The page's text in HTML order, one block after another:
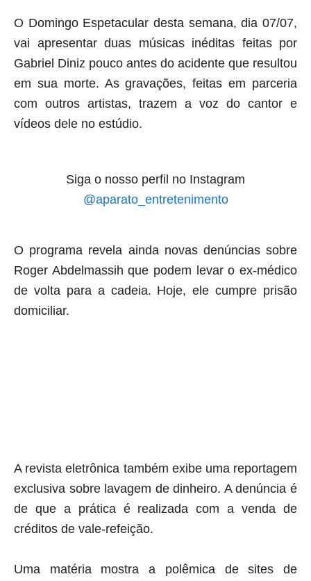
O Domingo Espetacular desta semana, dia 07/07,
vai apresentar duas músicas inéditas feitas por
Gabriel Diniz pouco antes do acidente que resultou
em sua morte. As gravações, feitas em parceria
com outros artistas, trazem a voz do cantor e
vídeos dele no estúdio.
Siga o nosso perfil no Instagram
@aparato_entretenimento
O programa revela ainda novas denúncias sobre
Roger Abdelmassih que podem levar o ex-médico
de volta para a cadeia. Hoje, ele cumpre prisão
domiciliar.
A revista eletrônica também exibe uma reportagem
exclusiva sobre lavagem de dinheiro. A denúncia é
de que a prática é realizada com a venda de
créditos de vale-refeição.
Uma matéria mostra a polêmica de sites de